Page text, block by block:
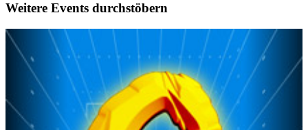
Weitere Events durchstöbern